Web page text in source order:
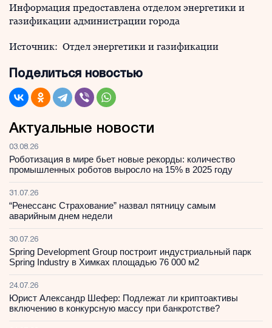
Информация предоставлена отделом энергетики и
газификации администрации города
Источник: Отдел энергетики и газификации
Поделиться новостью
Актуальные новости
03.08.26
Роботизация в мире бьет новые рекорды: количество
промышленных роботов выросло на 15% в 2025 году
31.07.26
“Ренессанс Страхование” назвал пятницу самым
аварийным днем недели
30.07.26
Spring Development Group построит индустриальный парк
Spring Industry в Химках площадью 76 000 м2
24.07.26
Юрист Александр Шефер: Подлежат ли криптоактивы
включению в конкурсную массу при банкротстве?